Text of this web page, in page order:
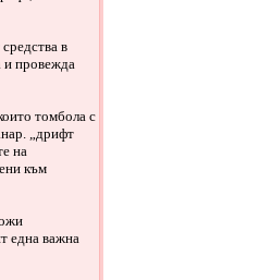
в
и провежда
томбола с
„дрифт
на
към
една важна